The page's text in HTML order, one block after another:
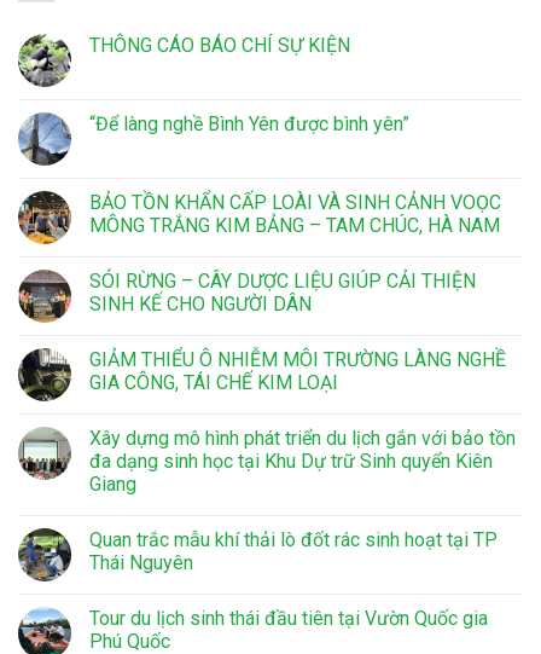
THÔNG CÁO BÁO CHÍ SỰ KIỆN
“Để làng nghề Bình Yên được bình yên”
BẢO TỒN KHẨN CẤP LOÀI VÀ SINH CẢNH VOỌC
MÔNG TRẮNG KIM BẢNG – TAM CHÚC, HÀ NAM
SÓI RỪNG – CÂY DƯỢC LIỆU GIÚP CẢI THIỆN
SINH KẾ CHO NGƯỜI DÂN
GIẢM THIỂU Ô NHIỄM MÔI TRƯỜNG LÀNG NGHỀ
GIA CÔNG, TÁI CHẾ KIM LOẠI
Xây dựng mô hình phát triển du lịch gắn với bảo tồn
đa dạng sinh học tại Khu Dự trữ Sinh quyển Kiên
Giang
Quan trắc mẫu khí thải lò đốt rác sinh hoạt tại TP
Thái Nguyên
Tour du lịch sinh thái đầu tiên tại Vườn Quốc gia
Phú Quốc